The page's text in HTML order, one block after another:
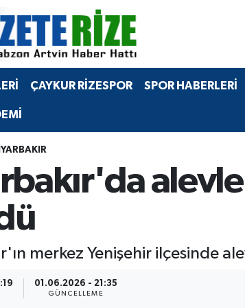
ÇAYKUR RİZESPOR SPOR HABERLERİ
merkez Yenişehir ilçesinde
01.06.2026 - 21:35
GÜNCELLEME
Haritası